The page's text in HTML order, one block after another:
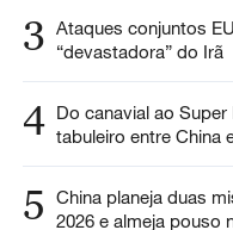
3 Ataques conjuntos
“devastadora” do Irã
4 Do canavial ao
tabuleiro entre China
5
China planeja duas
2026 e almeja pouso